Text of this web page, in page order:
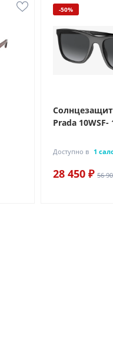
-50%
Prada 10WSF-
Доступно в 1
28 450 ₽ 56